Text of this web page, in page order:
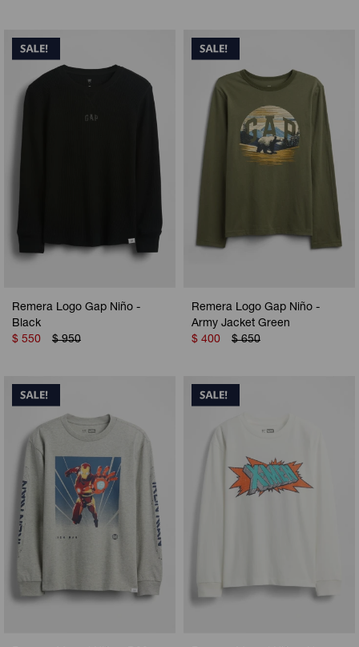
Remera Logo Gap Niño -
Black
$ 550 $ 950
Remera Logo Gap Niño -
Army Jacket Green
$ 400 $ 650